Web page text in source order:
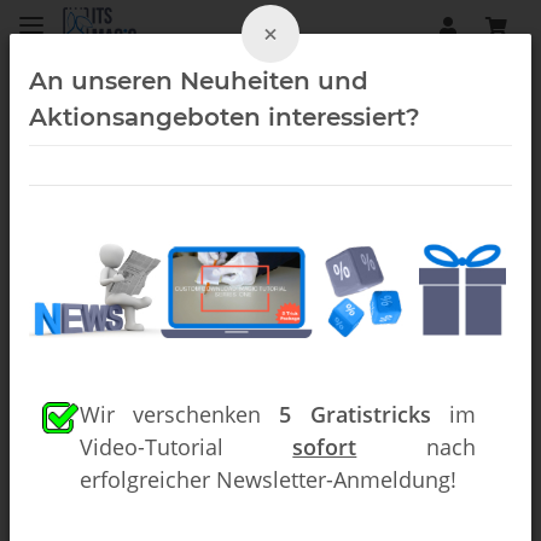
Startseite
Zubehör
Können alleine reicht zum Zaubern nicht aus. Deswegen
finden Sie hier eine sehr große Auswahl an raffiniertem
Entdecken Sie die Gimmicks der Magie!
In unserer umfangreichen Kategorie für Zauberzubehör
finden Sie allerlei Artikel, Gimmicks und Hilfsmittelchen, mit
welchen Ihre Zaubertricks perfekt gelingen. Ob Seidentücher,
×
An unseren Neuheiten und
Aktionsangeboten interessiert?
Wir verschenken 5 Gratistricks im
Video-Tutorial sofort nach
erfolgreicher Newsletter-Anmeldung!